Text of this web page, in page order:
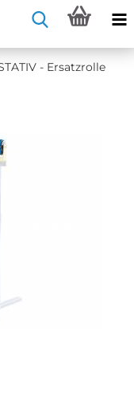
- Er­satz­rol­le